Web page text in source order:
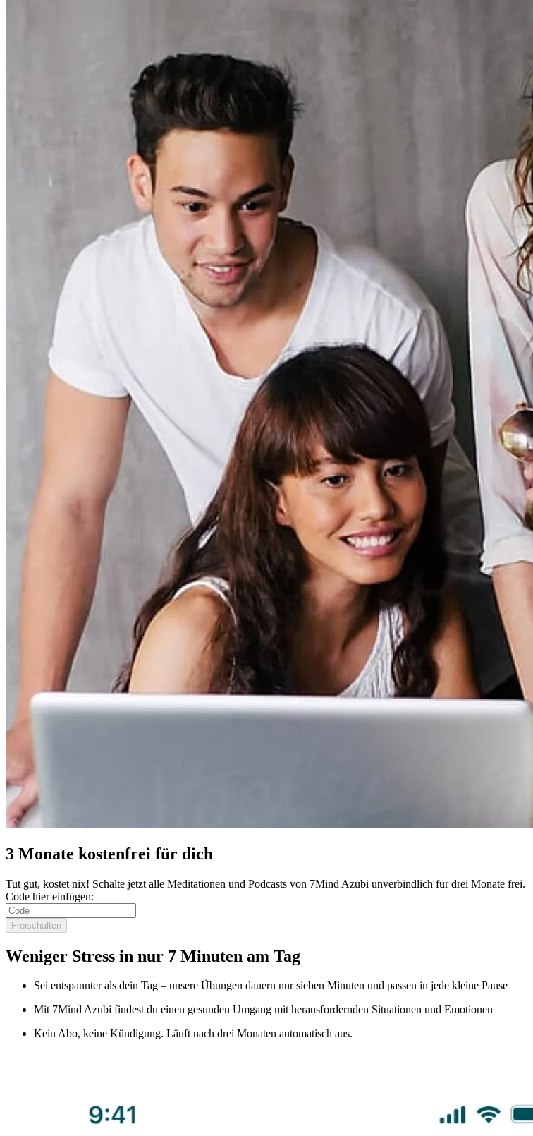
3 Monate kostenfrei für dich
Tut gut, kostet nix! Schalte jetzt alle Meditationen und Podcasts von 7Mind Azubi unverbindlich für drei Monate frei.
Code hier einfügen:
Freischalten
Weniger Stress in nur 7 Minuten am Tag
Sei entspannter als dein Tag – unsere Übungen dauern nur sieben Minuten und passen in jede kleine Pause
Mit 7Mind Azubi findest du einen gesunden Umgang mit herausfordernden Situationen und Emotionen
Kein Abo, keine Kündigung. Läuft nach drei Monaten automatisch aus.